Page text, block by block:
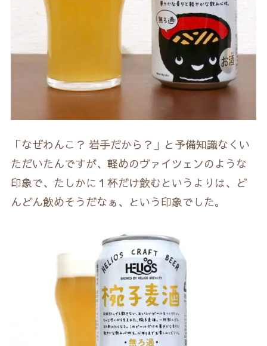
「なぜわんこ？ 岩手だから？」と予備知識なくい
ただいたんですが、軽めのヴァイツェンのような
印象で、たしかに１杯だけ飲むというよりは、ど
んどん飲めそうだなぁ、という印象でした。